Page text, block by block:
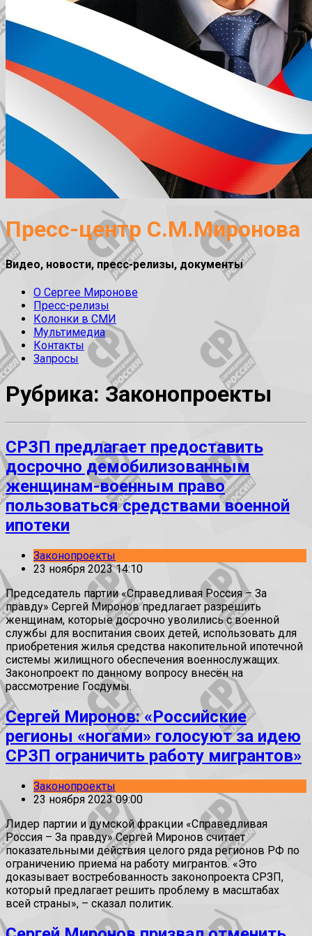
Пресс-центр С.М.Миронова
Видео, новости, пресс-релизы, документы
О Сергее Миронове
Пресс-релизы
Колонки в СМИ
Мультимедиа
Контакты
Запросы
Рубрика: Законопроекты
СРЗП предлагает предоставить
досрочно демобилизованным
женщинам-военным право
пользоваться средствами военной
ипотеки
Законопроекты
23 ноября 2023 14:10
Председатель партии «Справедливая Россия – За
правду» Сергей Миронов предлагает разрешить
женщинам, которые досрочно уволились с военной
службы для воспитания своих детей, использовать для
приобретения жилья средства накопительной ипотечной
системы жилищного обеспечения военнослужащих.
Законопроект по данному вопросу внесён на
рассмотрение Госдумы.
Сергей Миронов: «Российские
регионы «ногами» голосуют за идею
СРЗП ограничить работу мигрантов»
Законопроекты
23 ноября 2023 09:00
Лидер партии и думской фракции «Справедливая
Россия – За правду» Сергей Миронов считает
показательными действия целого ряда регионов РФ по
ограничению приема на работу мигрантов. «Это
доказывает востребованность законопроекта СРЗП,
который предлагает решить проблему в масштабах
всей страны», – сказал политик.